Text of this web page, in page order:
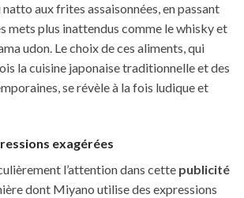
aux frites assaisonnées, en passant
mets plus inattendus comme le whisky et
udon. Le choix de ces aliments, qui
la cuisine japonaise traditionnelle et des
se révèle à la fois ludique et
exagérées
l’attention dans cette publicité
dont Miyano utilise des expressions